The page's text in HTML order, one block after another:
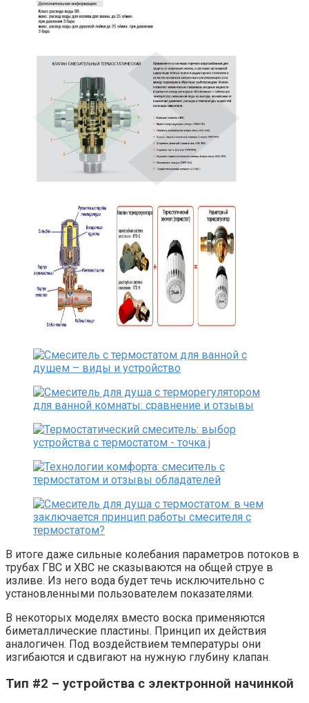
В итоге даже сильные колебания параметров потоков в
трубах ГВС и ХВС не сказываются на общей струе в
изливе. Из него вода будет течь исключительно с
установленными пользователем показателями.
В некоторых моделях вместо воска применяются
биметаллические пластины. Принцип их действия
аналогичен. Под воздействием температуры они
изгибаются и сдвигают на нужную глубину клапан.
Тип #2 – устройства с электронной начинкой